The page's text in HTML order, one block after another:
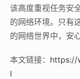
该高度重视任务安
的网络环境。只有
的网络世界中，安
本文链接： https://
l